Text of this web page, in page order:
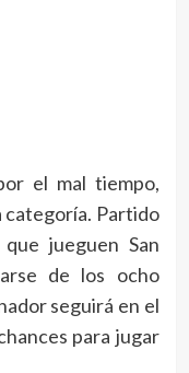
el mal tiempo,
categoría. Partido
jueguen San
de los ocho
seguirá en el
para jugar